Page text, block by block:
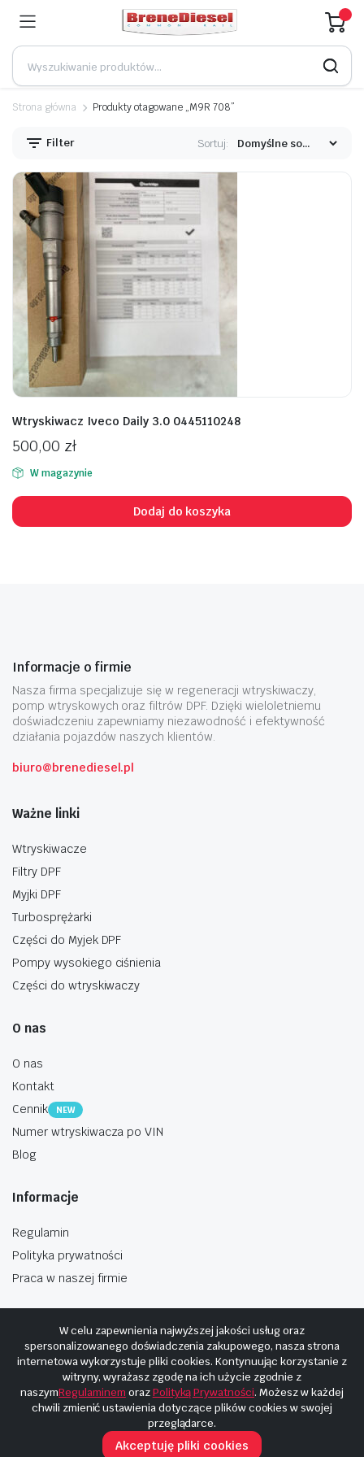
Strona główna Produkty otagowane „M9R 708”
Filter Sortuj:
Wtryskiwacz Iveco Daily 3.0 0445110248
500,00 zł
W magazynie
Dodaj do koszyka
Informacje o firmie
Nasza firma specjalizuje się w regeneracji wtryskiwaczy,
pomp wtryskowych oraz filtrów DPF. Dzięki wieloletniemu
doświadczeniu zapewniamy niezawodność i efektywność
działania pojazdów naszych klientów.
biuro@brenediesel.pl
Ważne linki
Wtryskiwacze
Filtry DPF
Myjki DPF
Turbosprężarki
Części do Myjek DPF
Pompy wysokiego ciśnienia
Części do wtryskiwaczy
O nas
O nas
Kontakt
Cennik
NEW
Numer wtryskiwacza po VIN
Blog
Informacje
Regulamin
Polityka prywatności
Praca w naszej firmie
Copyright © 2025 Hosting i budowa Cyberplaneta.pl
W celu zapewnienia najwyższej jakości usług oraz
spersonalizowanego doświadczenia zakupowego, nasza strona
internetowa wykorzystuje pliki cookies. Kontynuując korzystanie z
witryny, wyrażasz zgodę na ich użycie zgodnie z
naszymRegulaminem orazPolityką Prywatności. Możesz w każdej
chwili zmienić ustawienia dotyczące plików cookies w swojej
przeglądarce.
Akceptuję pliki cookies